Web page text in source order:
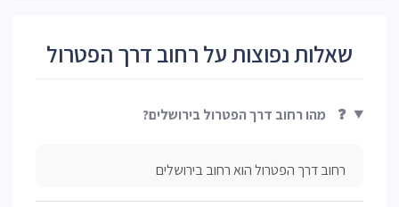
שאלות נפוצות על רחוב דרך הפטרול
❓ מהו רחוב דרך הפטרול בירושלים?
רחוב דרך הפטרול הוא רחוב בירושלים